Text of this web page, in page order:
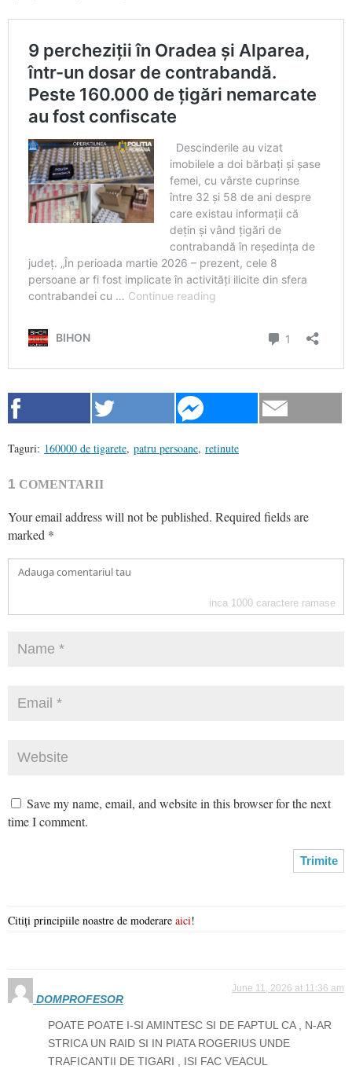
Taguri: 160000 de tigarete, patru persoane, retinute
1 COMENTARII
Your email address will not be published. Required fields are
marked *
inca 1000 caractere ramase
Save my name, email, and website in this browser for the next
time I comment.
Citiți principiile noastre de moderare aici!
DOMPROFESOR
June 11, 2026 at 11:36 am
POATE POATE I-SI AMINTESC SI DE FAPTUL CA , N-AR
STRICA UN RAID SI IN PIATA ROGERIUS UNDE
TRAFICANTII DE TIGARI , ISI FAC VEACUL